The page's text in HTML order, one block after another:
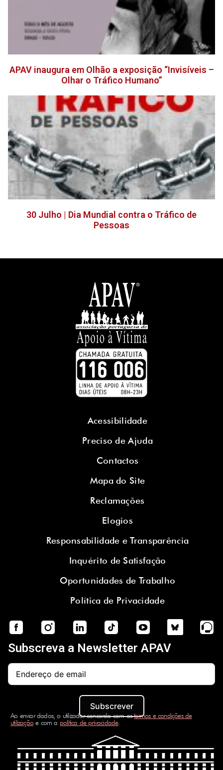
APAV inaugura em Olhão a exposição “Invisíveis –
Olhar o Tráfico Humano”
30 Julho | Dia Mundial contra o Tráfico de
Pessoas
Acessibilidade
Preciso de Ajuda
Contactos
Mapa do Site
Reclamações
Elogios
Responsabilidade e Transparência
Inquérito de Satisfação
Oportunidades de Trabalho
Política de Privacidade
Subscreva a Newsletter APAV
Subscrever
Ao enviar dados, o utilizador concorda com ostermos e condições de
utilizaçãoe com a política de privacidade.